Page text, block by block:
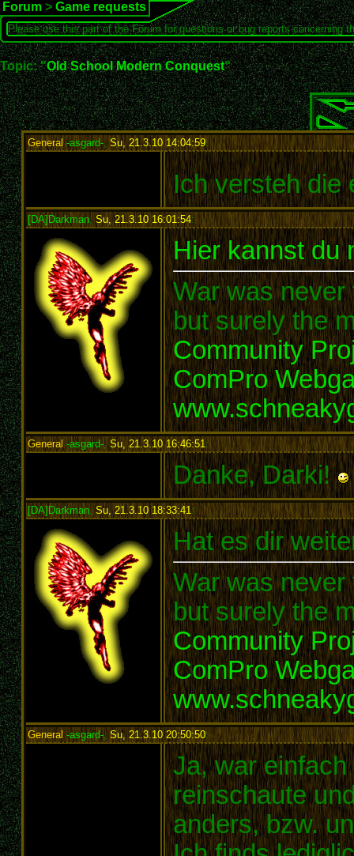
Forum > Game requests
Please use this part of the Forum for questions or bug reports concerning
Topic: "Old School Modern Conquest"
General -asgard-, Su, 21.3.10 14:04:59:
Ich versteh die
[DA]Darkman, Su, 21.3.10 16:01:54:
Hier kannst du
War was never
but surely the
Community
ComPro
General-asgard-, Su, 21.3.10 16:46:51:
Danke, Darki!
[DA]Darkman, Su, 21.3.10 18:33:41:
Hat es dir
War was never
but surely the
Community
ComPro
General-asgard-,Su, 21.3.10 20:50:50:
Ja, war
reinschaute
anders, bzw.